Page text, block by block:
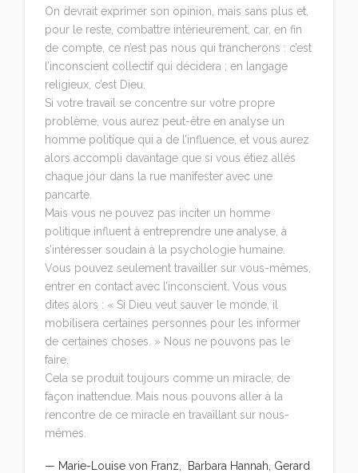
On devrait exprimer son opinion, mais sans plus et,
pour le reste, combattre intérieurement, car, en fin
de compte, ce n’est pas nous qui trancherons : c’est
l’inconscient collectif qui décidera ; en langage
religieux, c’est Dieu.
Si votre travail se concentre sur votre propre
problème, vous aurez peut-être en analyse un
homme politique qui a de l’influence, et vous aurez
alors accompli davantage que si vous étiez allés
chaque jour dans la rue manifester avec une
pancarte.
Mais vous ne pouvez pas inciter un homme
politique influent à entreprendre une analyse, à
s’intéresser soudain à la psychologie humaine.
Vous pouvez seulement travailler sur vous-mêmes,
entrer en contact avec l’inconscient. Vous vous
dites alors : « Si Dieu veut sauver le monde, il
mobilisera certaines personnes pour les informer
de certaines choses. » Nous ne pouvons pas le
faire.
Cela se produit toujours comme un miracle, de
façon inattendue. Mais nous pouvons aller à la
rencontre de ce miracle en travaillant sur nous-
mêmes.
— Marie-Louise von Franz, Barbara Hannah, Gerard